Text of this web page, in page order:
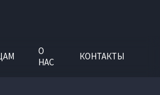
О
НАС
КОНТАКТЫ